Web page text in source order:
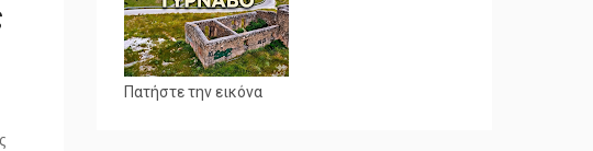
Πατήστε την εικόνα